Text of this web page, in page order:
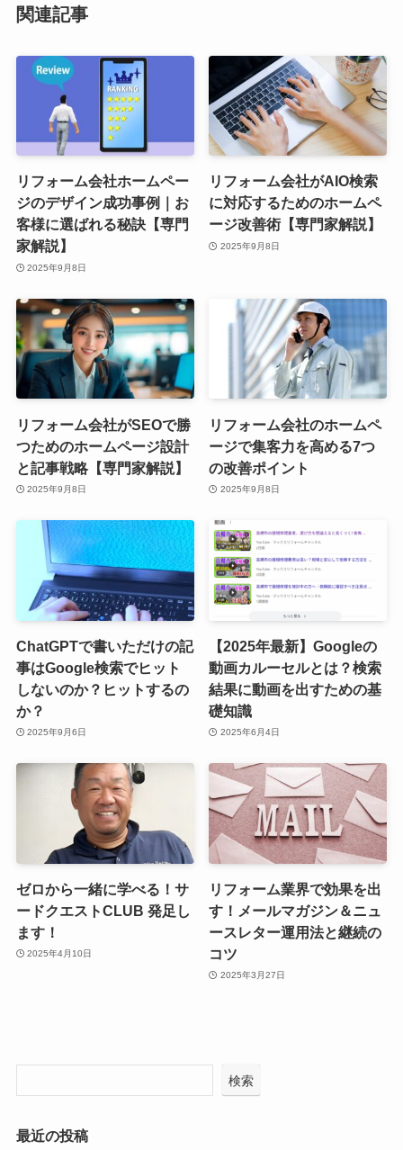
関連記事
リフォーム会社ホームペー
ジのデザイン成功事例｜お
客様に選ばれる秘訣【専門
家解説】
2025年9月8日
リフォーム会社がAIO検索
に対応するためのホームペ
ージ改善術【専門家解説】
2025年9月8日
リフォーム会社がSEOで勝
つためのホームページ設計
と記事戦略【専門家解説】
2025年9月8日
リフォーム会社のホームペ
ージで集客力を高める7つ
の改善ポイント
2025年9月8日
ChatGPTで書いただけの記
事はGoogle検索でヒット
しないのか？ヒットするの
か？
2025年9月6日
【2025年最新】Googleの
動画カルーセルとは？検索
結果に動画を出すための基
礎知識
2025年6月4日
ゼロから一緒に学べる！サ
ードクエストCLUB 発足し
ます！
2025年4月10日
リフォーム業界で効果を出
す！メールマガジン＆ニュ
ースレター運用法と継続の
コツ
2025年3月27日
検索
最近の投稿